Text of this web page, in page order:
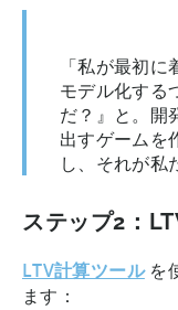
「私が最初
モデル化する
だ？』と。開
出すゲームを
し、それが私
ステップ2：
LTV計算ツールを
ます：